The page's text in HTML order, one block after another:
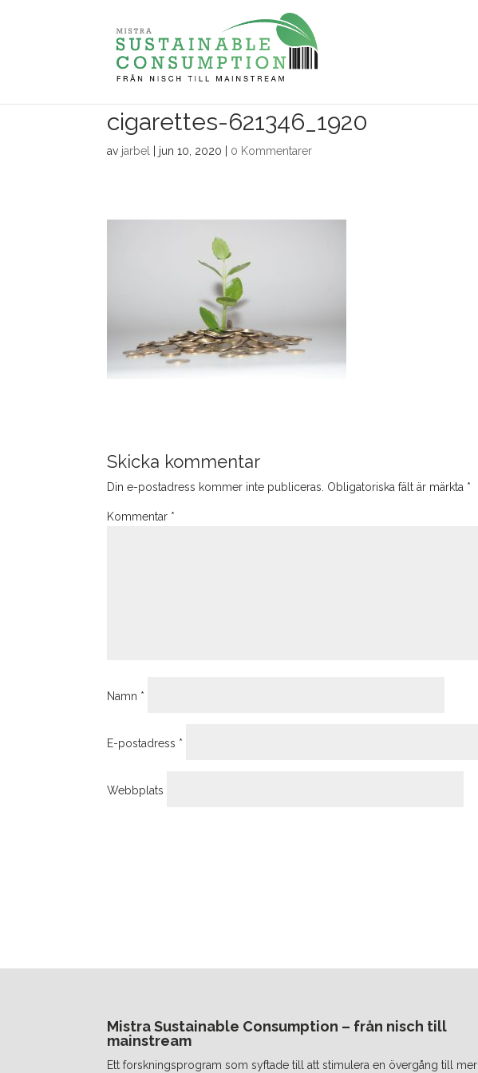
cigarettes-621346_1920
av jarbel jun 10, 2020 0 Kommentarer
Skicka kommentar
Din e-postadress kommer inte publiceras. Obligatoriska fält är märkta *
Kommentar *
Namn *
E-postadress *
Webbplats
Mistra Sustainable Consumption – från nisch till
mainstream
Ett forskningsprogram som syftade till att stimulera en övergång till mer